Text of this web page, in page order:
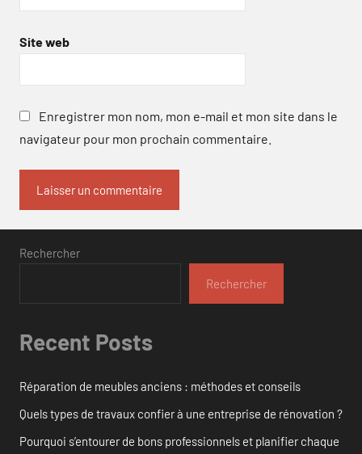
Site web
Enregistrer mon nom, mon e-mail et mon site dans le
navigateur pour mon prochain commentaire.
Rechercher
Rechercher
Recent Posts
Réparation de meubles anciens : méthodes et conseils
Quels types de travaux confier à une entreprise de rénovation ?
Pourquoi s’entourer de bons professionnels et planifier chaque